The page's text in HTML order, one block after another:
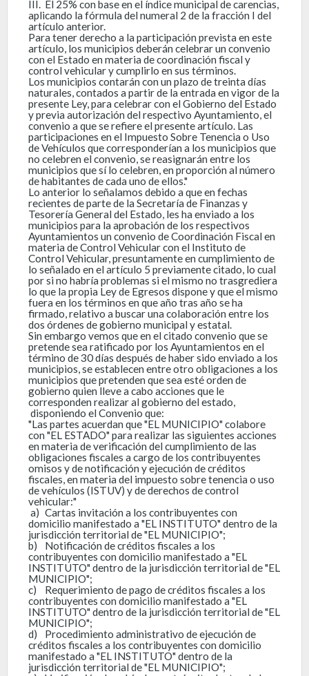
III.
El 25% con base en el índice municipal de carencias,
aplicando la fórmula del numeral 2 de la fracción I del
artículo anterior.
Para tener derecho a la participación prevista en este
artículo, los municipios deberán celebrar un convenio
con el Estado en materia de coordinación fiscal y
control vehicular y cumplirlo en sus términos.
Los municipios contarán con un plazo de treinta días
naturales, contados a partir de la entrada en vigor de la
presente Ley, para celebrar con el Gobierno del Estado
y previa autorización del respectivo Ayuntamiento, el
convenio a que se refiere el presente artículo. Las
participaciones en el Impuesto Sobre Tenencia o Uso
de Vehículos que corresponderían a los municipios que
no celebren el convenio, se reasignarán entre los
municipios que sí lo celebren, en proporción al número
de habitantes de cada uno de ellos."
Lo anterior lo señalamos debido a que en fechas
recientes de parte de la Secretaría de Finanzas y
Tesorería General del Estado, les ha enviado a los
municipios para la aprobación de los respectivos
Ayuntamientos un convenio de Coordinación Fiscal en
materia de Control Vehicular con el Instituto de
Control Vehicular, presuntamente en cumplimiento de
lo señalado en el artículo 5 previamente citado, lo cual
por si no habría problemas si el mismo no trasgrediera
lo que la propia Ley de Egresos dispone y que el mismo
fuera en los términos en que año tras año se ha
firmado, relativo a buscar una colaboración entre los
dos órdenes de gobierno municipal y estatal.
Sin embargo vemos que en el citado convenio que se
pretende sea ratificado por los Ayuntamientos en el
término de 30 días después de haber sido enviado a los
municipios, se establecen entre otro obligaciones a los
municipios que pretenden que sea esté orden de
gobierno quien lleve a cabo acciones que le
corresponden realizar al gobierno del estado,
disponiendo el Convenio que:
"Las partes acuerdan que "EL MUNICIPIO" colabore
con "EL ESTADO" para realizar las siguientes acciones
en materia de verificación del cumplimiento de las
obligaciones fiscales a cargo de los contribuyentes
omisos y de notificación y ejecución de créditos
fiscales, en materia del impuesto sobre tenencia o uso
de vehículos (ISTUV) y de derechos de control
vehicular:"
a) Cartas invitación a los contribuyentes con
domicilio manifestado a "EL INSTITUTO" dentro de la
jurisdicción territorial de "EL MUNICIPIO";
b)
Notificación de créditos fiscales a los
contribuyentes con domicilio manifestado a "EL
INSTITUTO" dentro de la jurisdicción territorial de "EL
MUNICIPIO";
c)
Requerimiento de pago de créditos fiscales a los
contribuyentes con domicilio manifestado a "EL
INSTITUTO" dentro de la jurisdicción territorial de "EL
MUNICIPIO";
d)
Procedimiento administrativo de ejecución de
créditos fiscales a los contribuyentes con domicilio
manifestado a "EL INSTITUTO" dentro de la
jurisdicción territorial de "EL MUNICIPIO";